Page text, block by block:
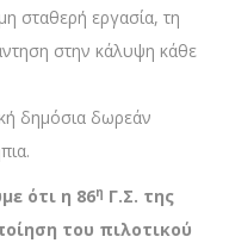
σταθερή εργασία, τη
στην κάλυψη κάθε
δημόσια δωρεάν
ότι η 86η Γ.Σ. της
του πιλοτικού